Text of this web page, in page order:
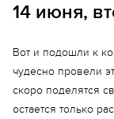
Амина
Мария Макеева
Иван Неклюдов
14 июня,
Вот и подошли к
чудесно провели
скоро поделятся
остается только